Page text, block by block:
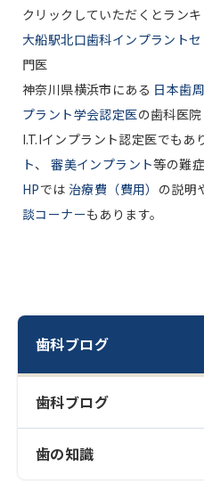
歯科ブログ
歯科ブログ
歯の知識
クリックしていただくとランキ
大船駅北口歯科インプラント
門医
神奈川県横浜市にある 日本歯
プラント学会認定医の歯科医院
I.T.Iインプラント認定医でもあり
ト、 審美インプラント等の難
HPでは 治療費（費用） の説明
談コーナーもあります。